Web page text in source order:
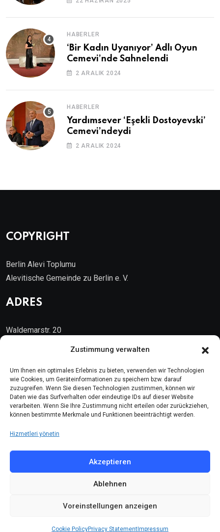
Zustimmung verwalten
Um Ihnen ein optimales Erlebnis zu bieten, verwenden wir Technologien
wie Cookies, um Geräteinformationen zu speichern bzw. darauf
zuzugreifen. Wenn Sie diesen Technologien zustimmen, können wir
Daten wie das Surfverhalten oder eindeutige IDs auf dieser Website
verarbeiten. Wenn Sie Ihre Zustimmung nicht erteilen oder zurückziehen,
können bestimmte Merkmale und Funktionen beeinträchtigt werden.
Hizmetleri yönetin
Akzeptieren
Ablehnen
Voreinstellungen anzeigen
Cookie PolicyPrivacy Statement Impressum
HABERLER
‘Bir Kadın Uyanıyor’ Adlı Oyun
Cemevi’nde Sahnelendi
2 ARALIK 2024
HABERLER
Yardımsever ‘Eşekli Dostoyevski’
Cemevi’ndeydi
2 ARALIK 2024
COPYRIGHT
Berlin Alevi Toplumu
Alevitische Gemeinde zu Berlin e. V.
ADRES
Waldemarstr. 20
Kontakt
Telefon: (030) 616 58 700
Faks : (030) 616 58 395
E-Posta: cemevi@alevi.org